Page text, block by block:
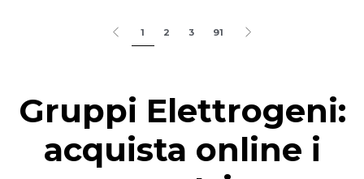
1 2 3 91
Gruppi Elettrogeni:
acquista online i